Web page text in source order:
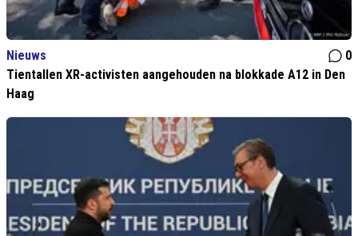
Nieuws
0
Tientallen XR-activisten aangehouden na blokkade A12 in Den
Haag